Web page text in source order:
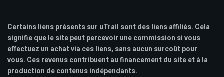
Certains liens présents sur uTrail sont des liens affiliés. Cela
signifie que le site peut percevoir une commission si vous
effectuez un achat via ces liens, sans aucun surcoût pour
vous. Ces revenus contribuent au financement du site et à la
production de contenus indépendants.